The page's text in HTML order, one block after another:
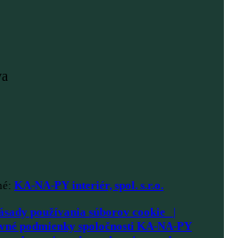
KA-NA-PY interiér, spol. s.r.o.
používania súborov cookie |
podmienky spoločnosti KA-NA-PY